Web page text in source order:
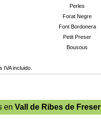
Perles
Forat Negre
Font Bordonera
Petit Preser
Bousous
IVA incluido.
en Vall de Ribes de Freser